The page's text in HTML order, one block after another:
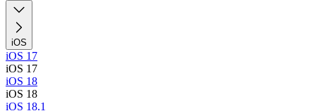
iOS
iOS 17
iOS 17
iOS 18
iOS 18
iOS 18.1